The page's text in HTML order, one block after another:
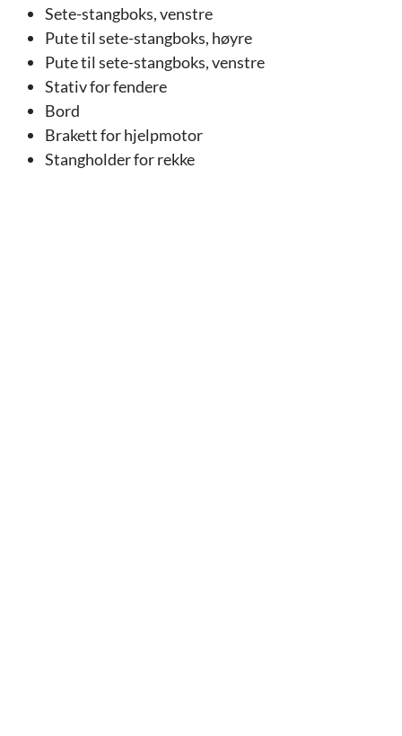
Sete-stangboks, venstre
Pute til sete-stangboks, høyre
Pute til sete-stangboks, venstre
Stativ for fendere
Bord
Brakett for hjelpmotor
Stangholder for rekke